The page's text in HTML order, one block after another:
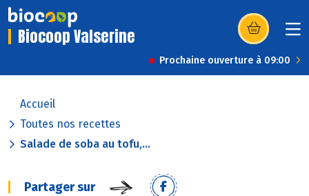
Biocoop Valserine (s’ouvre dans
Prochaine ouverture à 09:00
Accueil
Toutes nos recettes
Salade de soba au tofu,...
Partager sur